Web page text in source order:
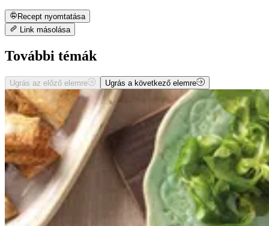
Recept nyomtatása
Link másolása
További témák
Ugrás az előző elemre Ugrás a következő elemre